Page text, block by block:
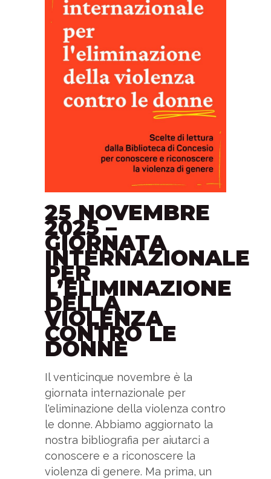
25 NOVEMBRE
2025 –
GIORNATA
INTERNAZIONALE
PER
L’ELIMINAZIONE
DELLA
VIOLENZA
CONTRO LE
DONNE
Il venticinque novembre è la
giornata internazionale per
l'eliminazione della violenza contro
le donne. Abbiamo aggiornato la
nostra bibliografia per aiutarci a
conoscere e a riconoscere la
violenza di genere. Ma prima, un